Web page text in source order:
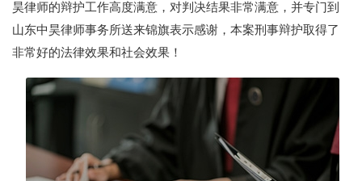
昊律师的辩护工作高度满意，对判决结果非常满意，并专门到
山东中昊律师事务所送来锦旗表示感谢，本案刑事辩护取得了
非常好的法律效果和社会效果！